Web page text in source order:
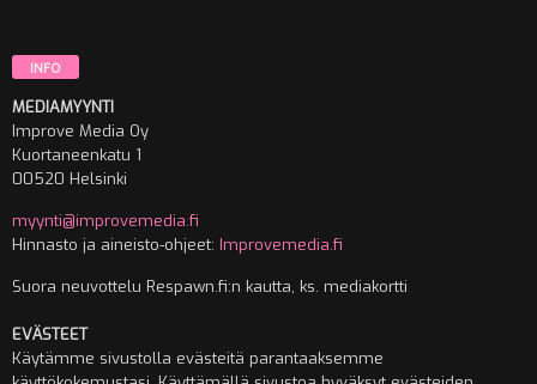
INFO
MEDIAMYYNTI
Improve Media Oy
Kuortaneenkatu 1
00520 Helsinki
myynti@improvemedia.fi
Hinnasto ja aineisto-ohjeet: Improvemedia.fi
Suora neuvottelu Respawn.fi:n kautta, ks. mediakortti
EVÄSTEET
Käytämme sivustolla evästeitä parantaaksemme